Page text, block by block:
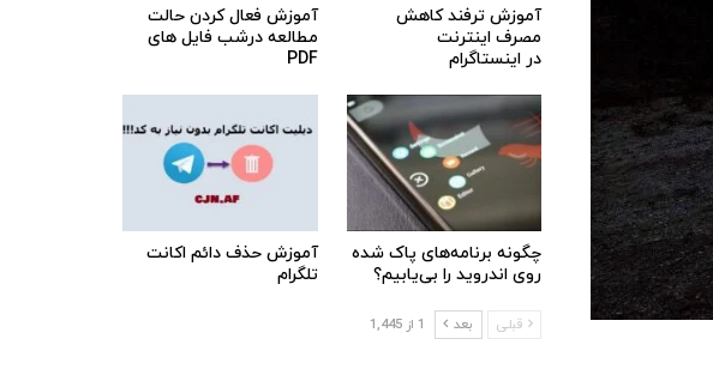
آموزش ترفند کاهش
مصرف اینترنت
در اینستاگرام
آموزش فعال کردن حالت
مطالعه درشب فایل های
PDF
چگونه برنامه‌های پاک شده
روی اندروید را بی‌یابیم؟
آموزش حذف دائم اکانت
تلگرام
قبلی بعد 1 از 1,445